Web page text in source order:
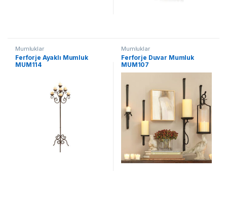
Mumluklar
Ferforje Ayaklı Mumluk
MUM114
Mumluklar
Ferforje Duvar Mumluk
MUM107